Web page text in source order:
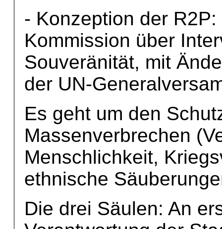
- Konzeption der
Kommission über
Souveränität, mit
der UN-
Es geht um den
Massenverbrechen
Menschlichkeit,
ethnische
Die drei Säulen: An